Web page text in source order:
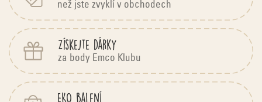
než jste zvyklí v obchodech
Získejte dárky
za body Emco Klubu
EKO balení